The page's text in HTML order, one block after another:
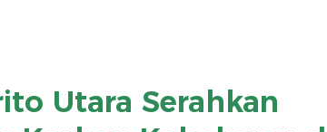
Utara Serahkan